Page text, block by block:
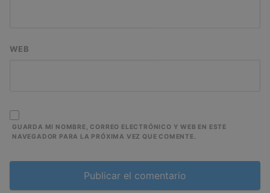
WEB
GUARDA MI NOMBRE, CORREO ELECTRÓNICO Y WEB EN ESTE
NAVEGADOR PARA LA PRÓXIMA VEZ QUE COMENTE.